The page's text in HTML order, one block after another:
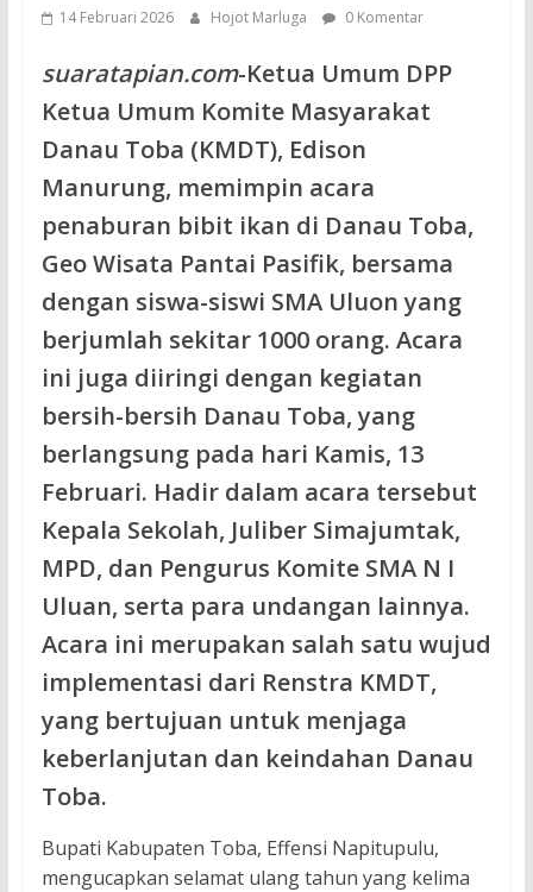
14 Februari 2026 Hojot Marluga 0 Komentar
suaratapian.com-Ketua Umum DPP
Ketua Umum Komite Masyarakat
Danau Toba (KMDT), Edison
Manurung, memimpin acara
penaburan bibit ikan di Danau Toba,
Geo Wisata Pantai Pasifik, bersama
dengan siswa-siswi SMA Uluon yang
berjumlah sekitar 1000 orang. Acara
ini juga diiringi dengan kegiatan
bersih-bersih Danau Toba, yang
berlangsung pada hari Kamis, 13
Februari. Hadir dalam acara tersebut
Kepala Sekolah, Juliber Simajumtak,
MPD, dan Pengurus Komite SMA N I
Uluan, serta para undangan lainnya.
Acara ini merupakan salah satu wujud
implementasi dari Renstra KMDT,
yang bertujuan untuk menjaga
keberlanjutan dan keindahan Danau
Toba.
Bupati Kabupaten Toba, Effensi Napitupulu,
mengucapkan selamat ulang tahun yang kelima